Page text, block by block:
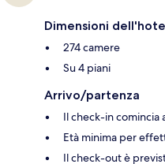
Dimensioni
274 camere
Su 4 piani
Arrivo/partenza
Il check-in comincia
Età minima per
Il check-out è